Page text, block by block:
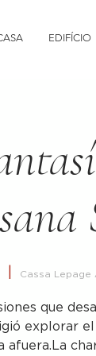
EDIFÍCIO
  |
Cassa Lepage
que
explorar
afuera.La